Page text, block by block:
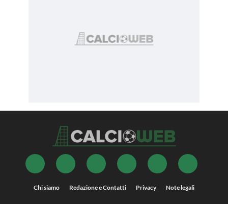
Chi siamo Redazione e Contatti Privacy Note legali